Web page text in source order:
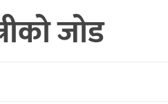
जोड